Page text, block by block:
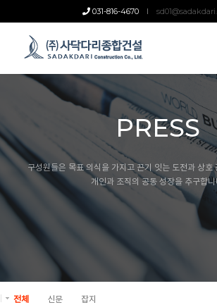
031-816-4670
PRESS
구성원들은 목표 의식을 가지고 끈기 잇는 도전과 상호
개인과 조직의 공동 성장을 추구합니
전체 신문 잡지